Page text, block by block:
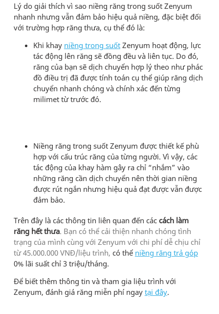
Lý do giải thích vì sao niềng răng trong suốt Zenyum
nhanh nhưng vẫn đảm bảo hiệu quả niềng, đặc biệt đối
với trường hợp răng thưa, cụ thể đó là:
Khi khay niềng trong suốtZenyum hoạt động, lực
tác động lên răng sẽ đồng đều và liên tục. Do đó,
răng của bạn sẽ dịch chuyển hợp lý theo như phác
đồ điều trị đã được tính toán cụ thể giúp răng dịch
chuyển nhanh chóng và chính xác đến từng
milimet từ trước đó.
Niềng răng trong suốt Zenyum được thiết kế phù
hợp với cấu trúc răng của từng người. Vì vậy, các
tác động của khay hàm gây ra chỉ “nhắm” vào
những răng cần dịch chuyển nên thời gian niềng
được rút ngắn nhưng hiệu quả đạt được vẫn được
đảm bảo.
Trên đây là các thông tin liên quan đến cáccách làm
răng hết thưa. Bạn có thể cải thiện nhanh chóng tình
trạng của mình cùng với Zenyum với chi phí dễ chịu chỉ
từ 45.000.000 VNĐ/liệu trình, có thể niềng răng trả góp
0% lãi suất chỉ 3 triệu/tháng.
Để biết thêm thông tin và tham gia liệu trình với
Zenyum, đánh giá răng miễn phí ngay tại đây.